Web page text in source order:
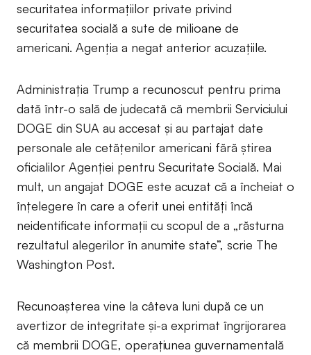
securitatea informațiilor private privind
securitatea socială a sute de milioane de
americani. Agenția a negat anterior acuzațiile.
Administrația Trump a recunoscut pentru prima
dată într-o sală de judecată că membrii Serviciului
DOGE din SUA au accesat și au partajat date
personale ale cetățenilor americani fără știrea
oficialilor Agenției pentru Securitate Socială. Mai
mult, un angajat DOGE este acuzat că a încheiat o
înțelegere în care a oferit unei entități încă
neidentificate informații cu scopul de a „răsturna
rezultatul alegerilor în anumite state”, scrie The
Washington Post.
Recunoașterea vine la câteva luni după ce un
avertizor de integritate și-a exprimat îngrijorarea
că membrii DOGE, operațiunea guvernamentală